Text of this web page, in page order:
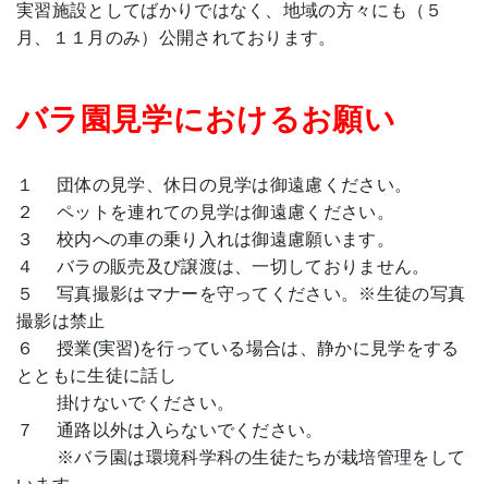
実習施設としてばかりではなく、地域の方々にも（５
月、１１月のみ）公開されております。
バラ園見学におけるお願い
１ 団体の見学、休日の見学は御遠慮ください。
２ ペットを連れての見学は御遠慮ください。
３ 校内への車の乗り入れは御遠慮願います。
４ バラの販売及び譲渡は、一切しておりません。
５ 写真撮影はマナーを守ってください。※生徒の写真
撮影は禁止
６ 授業(実習)を行っている場合は、静かに見学をする
とともに生徒に話し
掛けないでください。
７ 通路以外は入らないでください。
※バラ園は環境科学科の生徒たちが栽培管理をして